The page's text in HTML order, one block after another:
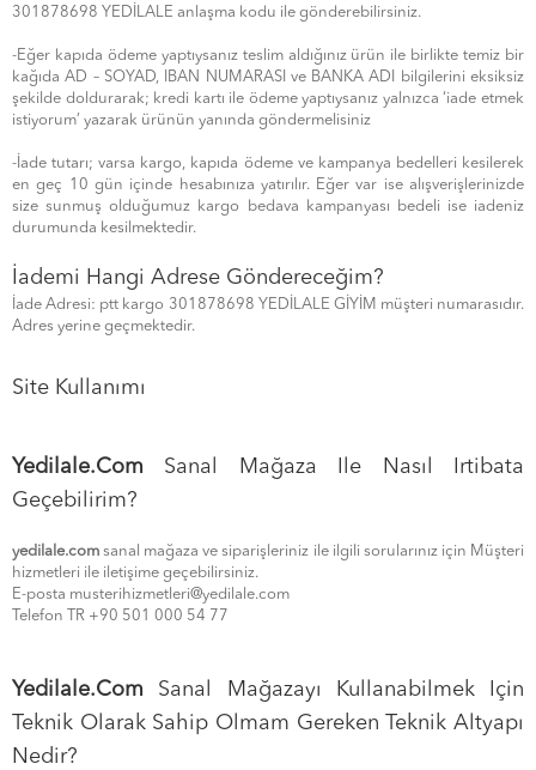
301878698 YEDİLALE anlaşma kodu ile gönderebilirsiniz.
-Eğer kapıda ödeme yaptıysanız teslim aldığınız ürün ile birlikte temiz bir
kağıda AD – SOYAD, IBAN NUMARASI ve BANKA ADI bilgilerini eksiksiz
şekilde doldurarak; kredi kartı ile ödeme yaptıysanız yalnızca ‘iade etmek
istiyorum’ yazarak ürünün yanında göndermelisiniz
-İade tutarı; varsa kargo, kapıda ödeme ve kampanya bedelleri kesilerek
en geç 10 gün içinde hesabınıza yatırılır. Eğer var ise alışverişlerinizde
size sunmuş olduğumuz kargo bedava kampanyası bedeli ise iadeniz
durumunda kesilmektedir.
İademi Hangi Adrese Göndereceğim?
İade Adresi: ptt kargo 301878698 YEDİLALE GİYİM müşteri numarasıdır.
Adres yerine geçmektedir.
Site Kullanımı
Yedilale.com Sanal Mağaza Ile Nasıl Irtibata
Geçebilirim?
yedilale.com sanal mağaza ve siparişleriniz ile ilgili sorularınız için Müşteri
hizmetleri ile iletişime geçebilirsiniz.
E-posta musterihizmetleri@yedilale.com
Telefon TR +90 501 000 54 77
Yedilale.com Sanal Mağazayı Kullanabilmek Için
Teknik Olarak Sahip Olmam Gereken Teknik Altyapı
Nedir?